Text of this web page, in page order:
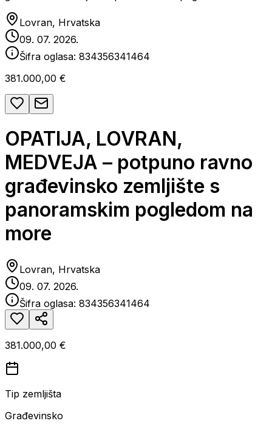
Lovran, Hrvatska
09. 07. 2026.
Šifra oglasa: 834356341464
381.000,00 €
OPATIJA, LOVRAN,
MEDVEJA – potpuno ravno
građevinsko zemljište s
panoramskim pogledom na
more
Lovran, Hrvatska
09. 07. 2026.
Šifra oglasa: 834356341464
381.000,00 €
Tip zemljišta
Građevinsko